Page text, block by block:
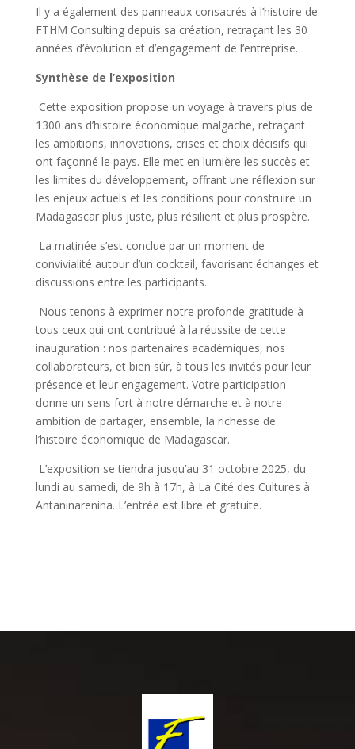
Il y a également des panneaux consacrés à l’histoire de
FTHM Consulting depuis sa création, retraçant les 30
années d’évolution et d’engagement de l’entreprise.
Synthèse de l’exposition
Cette exposition propose un voyage à travers plus de
1300 ans d’histoire économique malgache, retraçant
les ambitions, innovations, crises et choix décisifs qui
ont façonné le pays. Elle met en lumière les succès et
les limites du développement, offrant une réflexion sur
les enjeux actuels et les conditions pour construire un
Madagascar plus juste, plus résilient et plus prospère.
La matinée s’est conclue par un moment de
convivialité autour d’un cocktail, favorisant échanges et
discussions entre les participants.
Nous tenons à exprimer notre profonde gratitude à
tous ceux qui ont contribué à la réussite de cette
inauguration : nos partenaires académiques, nos
collaborateurs, et bien sûr, à tous les invités pour leur
présence et leur engagement. Votre participation
donne un sens fort à notre démarche et à notre
ambition de partager, ensemble, la richesse de
l’histoire économique de Madagascar.
L’exposition se tiendra jusqu’au 31 octobre 2025, du
lundi au samedi, de 9h à 17h, à La Cité des Cultures à
Antaninarenina. L’entrée est libre et gratuite.